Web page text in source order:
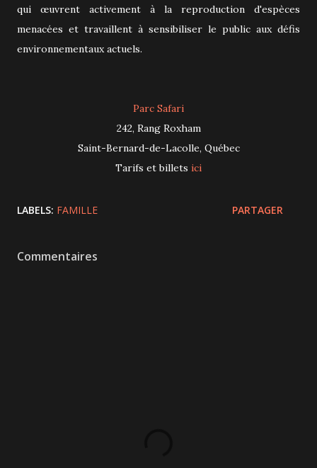
qui œuvrent activement à la reproduction d'espèces
menacées et travaillent à sensibiliser le public aux défis
environnementaux actuels.
Parc Safari
242, Rang Roxham
Saint-Bernard-de-Lacolle, Québec
Tarifs et billets ici
LABELS: FAMILLE PARTAGER
Commentaires